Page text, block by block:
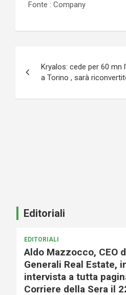
Fonte : Company
articoli
Kryalos: cede per 60 mn
a Torino , sarà
Editoriali
EDITORIALI
Aldo Mazzocco, CEO
Generali Real Estate,
intervista a tutta
Corriere della Sera il